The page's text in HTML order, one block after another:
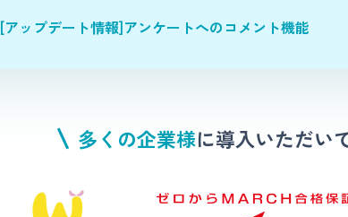
[アップデート情報]アンケートへのコメント機能
多くの企業様に導入いただい